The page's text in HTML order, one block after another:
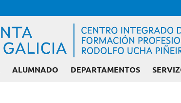
ALUMNADO DEPARTAMENTOS